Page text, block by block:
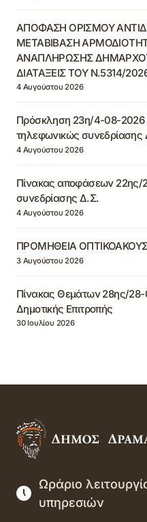
ΑΠΟΦΑΣΗ ΟΡΙΣΜΟΥ
ΜΕΤΑΒΙΒΑΣΗ
ΑΝΑΠΛΗΡΩΣΗΣ
ΔΙΑΤΑΞΕΙΣ ΤΟΥ Ν.5314/
4 Αυγούστου 2026
Πρόσκληση 23η/4-08-2026
τηλεφωνικώς συνεδρίασης
4 Αυγούστου 2026
Πίνακας αποφάσεων 22ης/
συνεδρίασης Δ.Σ.
4 Αυγούστου 2026
ΠΡΟΜΗΘΕΙΑ
3 Αυγούστου 2026
Πίνακας Θεμάτων 28ης/
Δημοτικής Επιτροπής
30 Ιουλίου 2026
Ωράριο
υπηρεσιών